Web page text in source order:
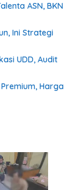
ASN, BKN
Ini Strategi
UDD, Audit
Harga